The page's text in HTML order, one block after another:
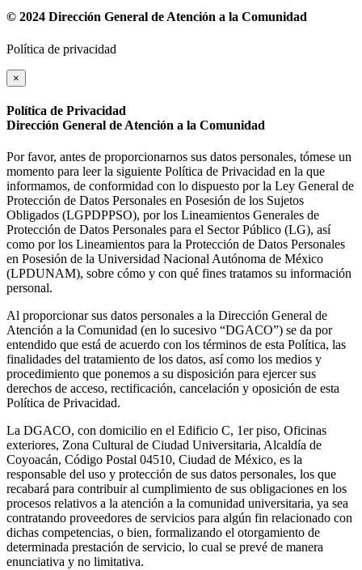
© 2024 Dirección General de Atención a la Comunidad
Política de privacidad
×
Política de Privacidad
Dirección General de Atención a la Comunidad
Por favor, antes de proporcionarnos sus datos personales, tómese un
momento para leer la siguiente Política de Privacidad en la que
informamos, de conformidad con lo dispuesto por la Ley General de
Protección de Datos Personales en Posesión de los Sujetos
Obligados (LGPDPPSO), por los Lineamientos Generales de
Protección de Datos Personales para el Sector Público (LG), así
como por los Lineamientos para la Protección de Datos Personales
en Posesión de la Universidad Nacional Autónoma de México
(LPDUNAM), sobre cómo y con qué fines tratamos su información
personal.
Al proporcionar sus datos personales a la Dirección General de
Atención a la Comunidad (en lo sucesivo “DGACO”) se da por
entendido que está de acuerdo con los términos de esta Política, las
finalidades del tratamiento de los datos, así como los medios y
procedimiento que ponemos a su disposición para ejercer sus
derechos de acceso, rectificación, cancelación y oposición de esta
Política de Privacidad.
La DGACO, con domicilio en el Edificio C, 1er piso, Oficinas
exteriores, Zona Cultural de Ciudad Universitaria, Alcaldía de
Coyoacán, Código Postal 04510, Ciudad de México, es la
responsable del uso y protección de sus datos personales, los que
recabará para contribuir al cumplimiento de sus obligaciones en los
procesos relativos a la atención a la comunidad universitaria, ya sea
contratando proveedores de servicios para algún fin relacionado con
dichas competencias, o bien, formalizando el otorgamiento de
determinada prestación de servicio, lo cual se prevé de manera
enunciativa y no limitativa.